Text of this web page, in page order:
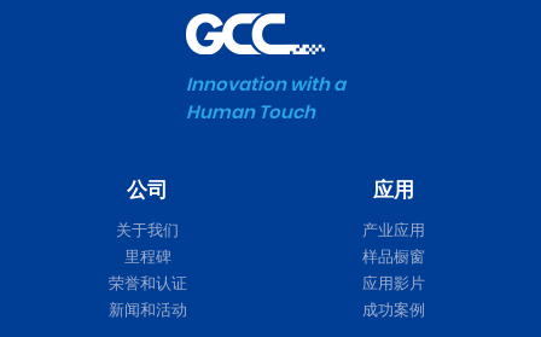
Innovation with a
Human Touch
公司
关于我们
里程碑
荣誉和认证
新闻和活动
应用
产业应用
样品橱窗
应用影片
成功案例